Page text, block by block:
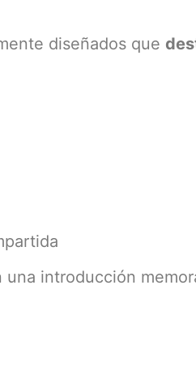
diseñados que
introducción